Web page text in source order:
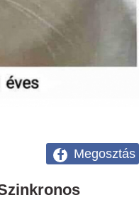
Megosztás